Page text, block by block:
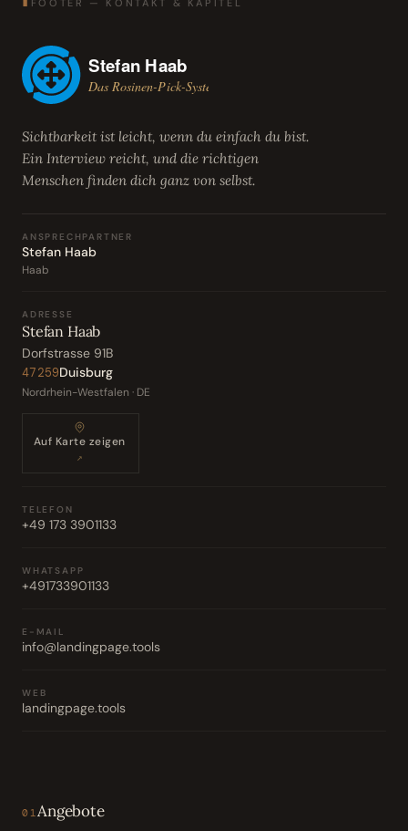
FOOTER — KONTAKT & KAPITEL
Sichtbarkeit ist leicht, wenn du einfach du bist.
Ein Interview reicht, und die richtigen
Menschen finden dich ganz von selbst.
ANSPRECHPARTNER
Stefan Haab
Haab
ADRESSE
Stefan Haab
Dorfstrasse 91B
47259Duisburg
Nordrhein-Westfalen · DE
Auf Karte zeigen
↗
TELEFON
+49 173 3901133
WHATSAPP
+491733901133
E-MAIL
info@landingpage.tools
WEB
landingpage.tools
01Angebote